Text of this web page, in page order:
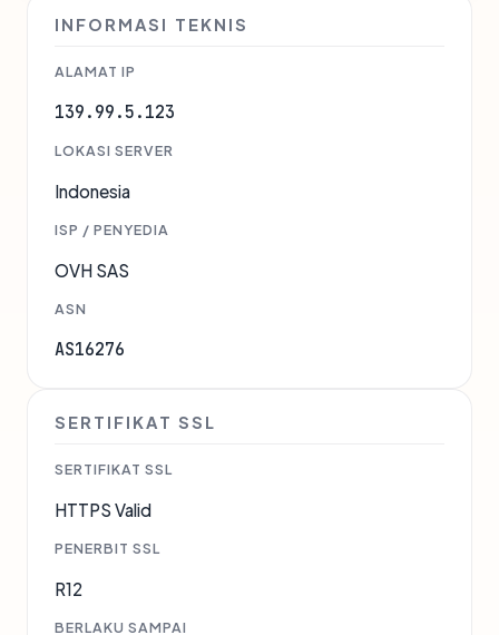
INFORMASI TEKNIS
ALAMAT IP
139.99.5.123
LOKASI SERVER
Indonesia
ISP / PENYEDIA
OVH SAS
ASN
AS16276
SERTIFIKAT SSL
SERTIFIKAT SSL
HTTPS Valid
PENERBIT SSL
R12
BERLAKU SAMPAI